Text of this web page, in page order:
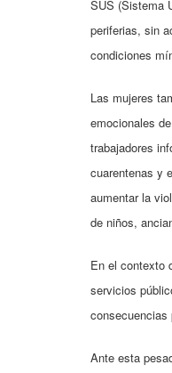
SUS (Sistema
periferias, sin
condiciones
Las mujeres
emocionales
trabajadores
cuarentenas y
aumentar la
de niños,
En el contexto
servicios
Ante esta